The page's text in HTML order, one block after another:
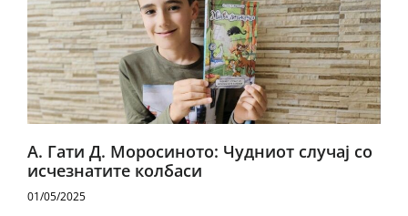
А. Гати Д. Моросиното: Чудниот случај со
исчезнатите колбаси
01/05/2025